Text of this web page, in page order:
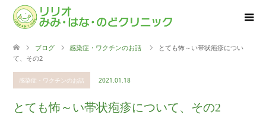
ブログ 感染症・ワクチンのお話
とても怖～い帯状疱疹につい
て、その2
感染症・ワクチンのお話 2021.01.18
とても怖～い帯状疱疹について、その2